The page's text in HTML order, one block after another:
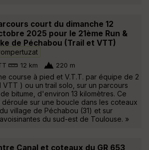
court du dimanche 12
2025 pour le 21ème Run &
de Péchabou (Trail et VTT)
12 km 220 m
course à pied et V.T.T. par équipe de 2
VTT ) ou un trail solo, sur un parcours
bitume, d'environ 13 kilomètres. Ce
sur une boucle dans les coteaux
village de Péchabou (31) et sur
du sud-est de Toulouse. »
Canal et coteaux du GR 653